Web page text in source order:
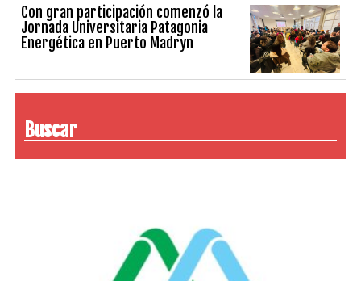
Con gran participación comenzó la
Jornada Universitaria Patagonia
Energética en Puerto Madryn
Buscar